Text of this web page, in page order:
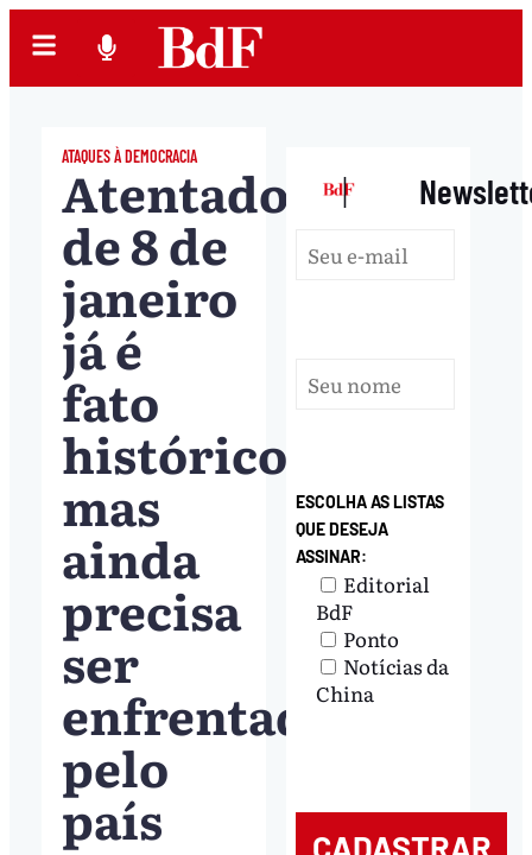
ATAQUES À DEMOCRACIA
Atentado
de 8 de
janeiro
já é
fato
histórico,
mas
ainda
precisa
ser
enfrentado
pelo
país
|
ESCOLHA AS LISTAS
QUE DESEJA
ASSINAR:
Editorial
BdF
Ponto
Notícias da
China